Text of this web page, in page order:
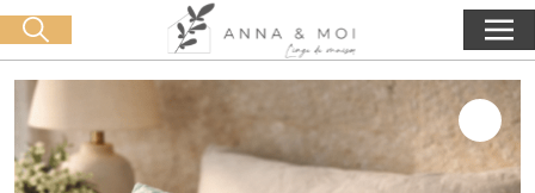
Consegna gratuita a partire da 60€ di acquisto 0,00€
Lancia la ricerca